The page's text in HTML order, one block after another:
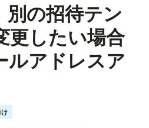
別の招待テン
更したい場合
ルアドレスア